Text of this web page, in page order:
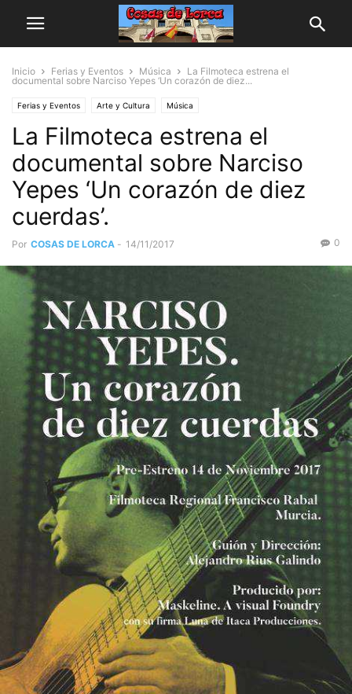
Inicio Ferias y Eventos Música
La Filmoteca estrena el
documental sobre Narciso Yepes ‘Un corazón de diez...
Ferias y Eventos Arte y Cultura Música
La Filmoteca estrena el
documental sobre Narciso
Yepes ‘Un corazón de diez
cuerdas’.
Por COSAS DE LORCA - 14/11/2017 0